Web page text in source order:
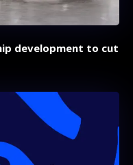
development to cut